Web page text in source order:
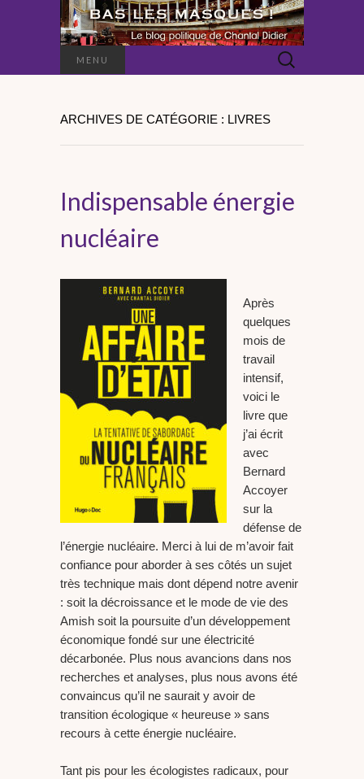
MENU Rechercher :
ARCHIVES DE CATÉGORIE : LIVRES
Indispensable énergie
nucléaire
Après
quelques
mois de
travail
intensif,
voici le
livre que
j’ai écrit
avec
Bernard
Accoyer
sur la
défense de
l’énergie nucléaire. Merci à lui de m’avoir fait
confiance pour aborder à ses côtés un sujet
très technique mais dont dépend notre avenir
: soit la décroissance et le mode de vie des
Amish soit la poursuite d’un développement
économique fondé sur une électricité
décarbonée. Plus nous avancions dans nos
recherches et analyses, plus nous avons été
convaincus qu’il ne saurait y avoir de
transition écologique « heureuse » sans
recours à cette énergie nucléaire.
Tant pis pour les écologistes radicaux, pour